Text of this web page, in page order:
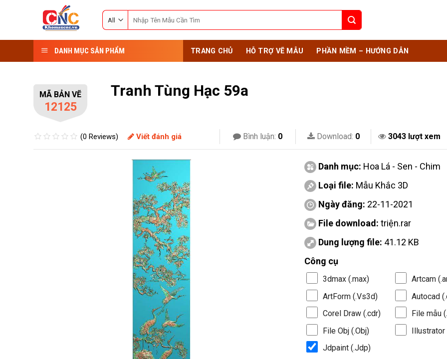
for:
DANH MỤC SẢN PHẨM TRANG CHỦ HỖ TRỢ VẼ MẪU PHẦN MỀM – HƯỚNG DẪN
MÃ BẢN VẼ
12125
Tranh Tùng Hạc 59a
(0 Reviews) Viết đánh giá Bình luận: 0 Download: 0 3043 lượt xem
Danh mục: Hoa Lá - Sen - Chim
Loại file: Mẫu Khắc 3D
Ngày đăng: 22-11-2021
File download: triện.rar
Dung lượng file: 41.12 KB
Công cụ
3dmax (.max)
Artcam
ArtForm (.Vs3d)
Autocad
Corel Draw (.cdr)
File mẫu
File Obj (.Obj)
Illustrator
Jdpaint (.Jdp)